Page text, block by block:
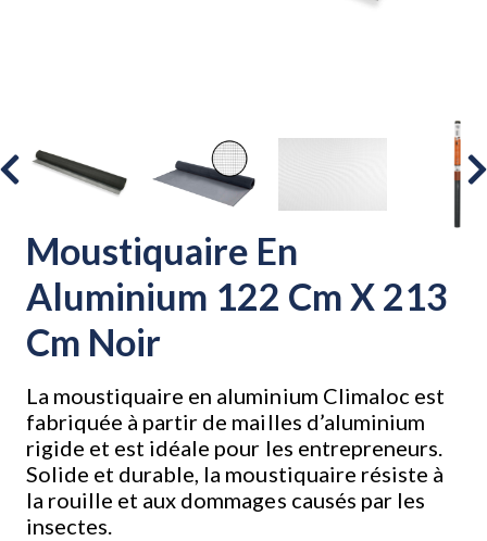
Moustiquaire En
Aluminium 122 Cm X 213
Cm Noir
La moustiquaire en aluminium Climaloc est
fabriquée à partir de mailles d’aluminium
rigide et est idéale pour les entrepreneurs.
Solide et durable, la moustiquaire résiste à
la rouille et aux dommages causés par les
insectes.